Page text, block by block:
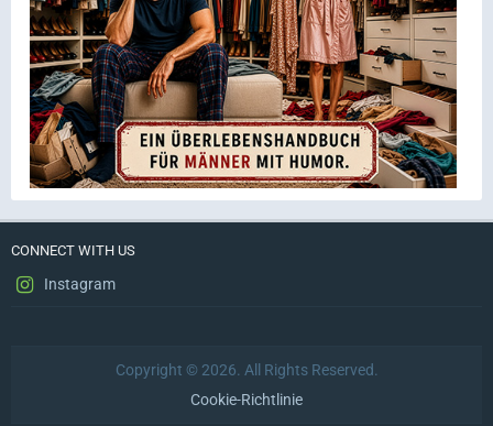
CONNECT WITH US
Instagram
Copyright © 2026. All Rights Reserved.
Cookie-Richtlinie